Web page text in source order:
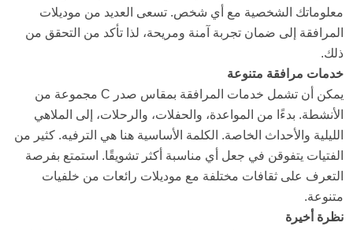
معلوماتك الشخصية مع أي شخص. تسعى العديد من موديلات
المرافقة إلى ضمان تجربة آمنة ومريحة، لذا تأكد من التحقق من
ذلك.
خدمات مرافقة متنوعة
يمكن أن تشمل خدمات المرافقة بمقاس صدر C مجموعة من
الأنشطة. بدءًا من المواعدة، والحفلات، والرحلات، إلى الملاهي
الليلية والأحداث الخاصة. الكلمة الأساسية هنا هي الترفيه. كثير من
الفتيات يتفوقن في جعل أي مناسبة أكثر تشويقًا. استمتع بفرصة
التعرف على ثقافات مختلفة مع موديلات رائعات من خلفيات
متنوعة.
نظرة أخيرة